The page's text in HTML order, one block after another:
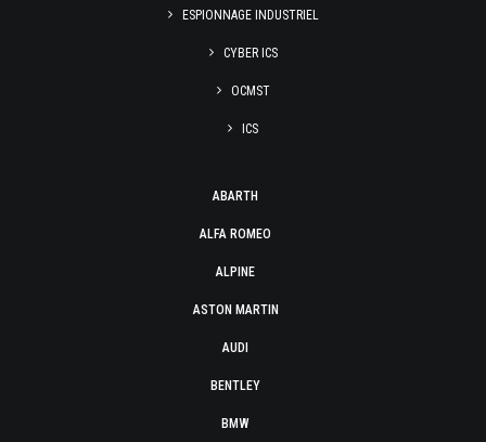
ESPIONNAGE INDUSTRIEL
CYBER ICS
OCMST
ICS
ABARTH
ALFA ROMEO
ALPINE
ASTON MARTIN
AUDI
BENTLEY
BMW